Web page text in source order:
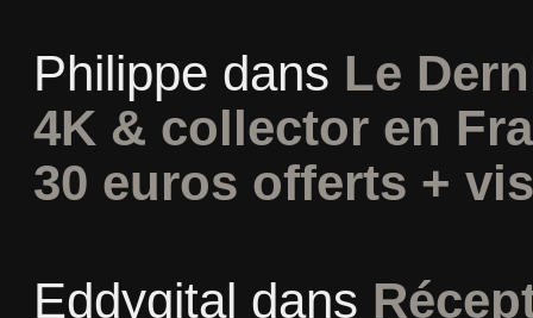
Philippe dans Le
4K & collector en
30 euros offerts +
Eddygital dans